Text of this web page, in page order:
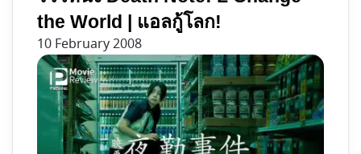
the World | แอลกู้โลก!
10 February 2008